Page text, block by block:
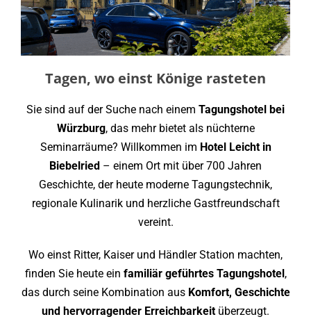
Tagen, wo einst Könige rasteten
Sie sind auf der Suche nach einem Tagungshotel bei
Würzburg, das mehr bietet als nüchterne
Seminarräume? Willkommen im Hotel Leicht in
Biebelried – einem Ort mit über 700 Jahren
Geschichte, der heute moderne Tagungstechnik,
regionale Kulinarik und herzliche Gastfreundschaft
vereint.
Wo einst Ritter, Kaiser und Händler Station machten,
finden Sie heute ein familiär geführtes Tagungshotel,
das durch seine Kombination aus Komfort, Geschichte
und hervorragender Erreichbarkeit überzeugt.